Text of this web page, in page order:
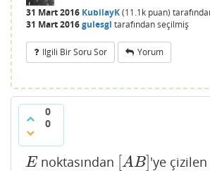
31 Mart 2016 KubilayK(11.1k puan)
31 Mart 2016gulesgl tarafındanseçilmiş
Ilgili Bir Soru Sor Yorum
0
0
E
E noktasından [AB]
AB] 'ye